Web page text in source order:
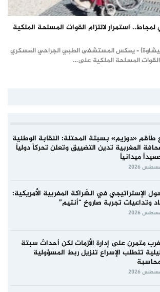
استمرار لالتزام القوات المسلحة الملكية
- يعكس المستشفى الطبي الجراحي العسكري
القوات المسلحة الملكية على…
طاقم «دوزيم» بسبتة المحتلة: النقابة الوطنية
المغربية تدين التضييق وتعلن تحركاً دولياً
ميدانياً
الإستراتيجي في الشراكة المغربية الأمريكية:
وتداعيات تجربة صاروخ “أنتيم”
متمرن على إدارة الأزمات لكن أحداث سبتة
تتطلب الإسراع تنزيل ربط المسؤولية